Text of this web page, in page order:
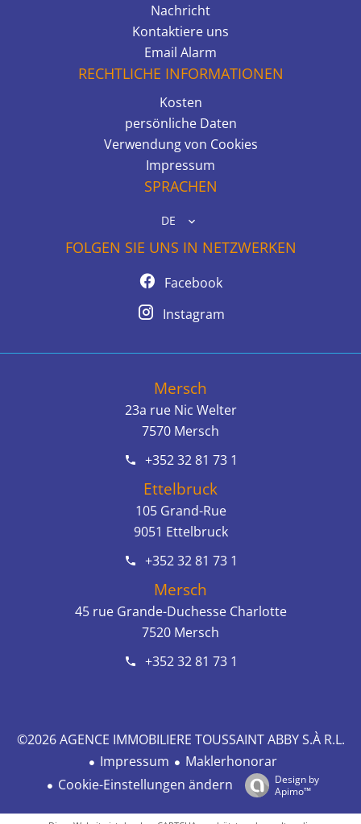
Nachricht
Kontaktiere uns
Email Alarm
RECHTLICHE INFORMATIONEN
Kosten
persönliche Daten
Verwendung von Cookies
Impressum
SPRACHEN
DE
FOLGEN SIE UNS IN NETZWERKEN
Facebook
Instagram
Mersch
23a rue Nic Welter
7570 Mersch
+352 32 81 73 1
Ettelbruck
105 Grand-Rue
9051 Ettelbruck
+352 32 81 73 1
Mersch
45 rue Grande-Duchesse Charlotte
7520 Mersch
+352 32 81 73 1
©2026 AGENCE IMMOBILIERE TOUSSAINT ABBY S.À R.L.
Impressum
Maklerhonorar
Cookie-Einstellungen ändern
Design by
Apimo™